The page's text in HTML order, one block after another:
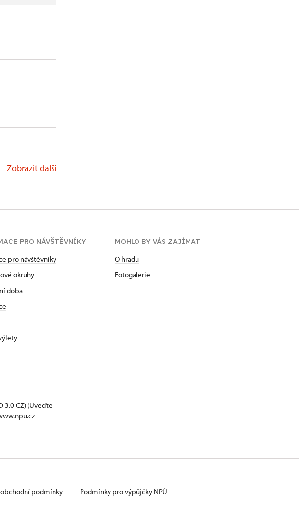
Zobrazit další
PRO NÁVŠTĚVNÍKY
pro návštěvníky
okruhy
doba
MOHLO BY VÁS ZAJÍMAT
O hradu
Fotogalerie
3.0 CZ) (Uveďte
podmínky
Podmínky pro výpůjčky NPÚ